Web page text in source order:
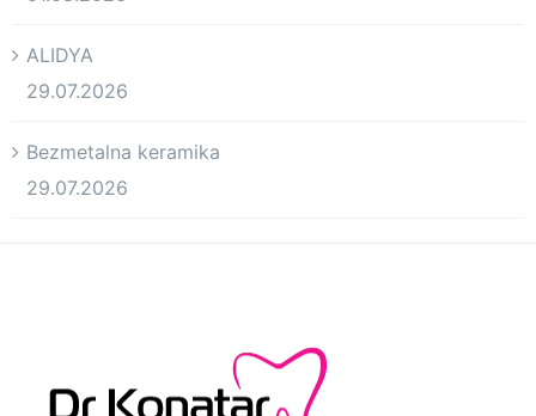
ALIDYA
29.07.2026
Bezmetalna keramika
29.07.2026